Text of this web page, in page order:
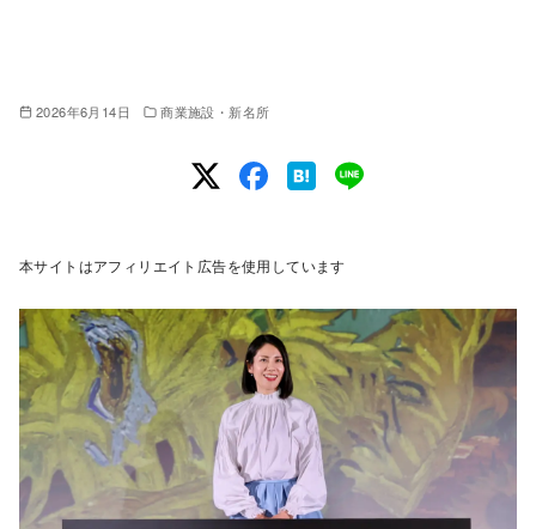
2026年6月14日 商業施設・新名所
本サイトはアフィリエイト広告を使用しています